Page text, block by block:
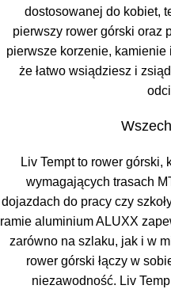
dostosowanej do kobiet,
pierwszy rower górski oraz
pierwsze korzenie,
że łatwo wsiądziesz i
Liv Tempt to rower górski,
wymagających trasach
dojazdach do pracy czy
ramie aluminium ALUXX
zarówno na szlaku, jak i w
rower górski łączy w
niezawodność. Liv